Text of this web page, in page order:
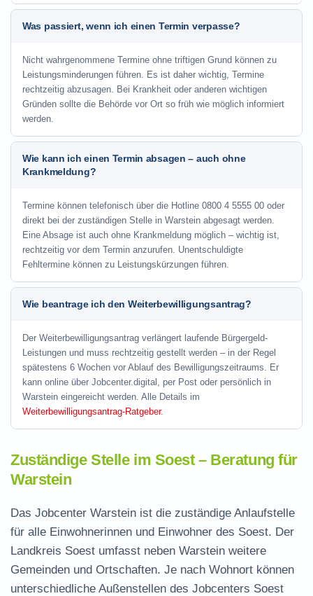
Was passiert, wenn ich einen Termin verpasse?
Nicht wahrgenommene Termine ohne triftigen Grund können zu
Leistungsminderungen führen. Es ist daher wichtig, Termine
rechtzeitig abzusagen. Bei Krankheit oder anderen wichtigen
Gründen sollte die Behörde vor Ort so früh wie möglich informiert
werden.
Wie kann ich einen Termin absagen – auch ohne
Krankmeldung?
Termine können telefonisch über die Hotline 0800 4 5555 00 oder
direkt bei der zuständigen Stelle in Warstein abgesagt werden.
Eine Absage ist auch ohne Krankmeldung möglich – wichtig ist,
rechtzeitig vor dem Termin anzurufen. Unentschuldigte
Fehltermine können zu Leistungskürzungen führen.
Wie beantrage ich den Weiterbewilligungsantrag?
Der Weiterbewilligungsantrag verlängert laufende Bürgergeld-
Leistungen und muss rechtzeitig gestellt werden – in der Regel
spätestens 6 Wochen vor Ablauf des Bewilligungszeitraums. Er
kann online über Jobcenter.digital, per Post oder persönlich in
Warstein eingereicht werden. Alle Details im
Weiterbewilligungsantrag-Ratgeber.
Zuständige Stelle im Soest – Beratung für
Warstein
Das Jobcenter Warstein ist die zuständige Anlaufstelle
für alle Einwohnerinnen und Einwohner des Soest. Der
Landkreis Soest umfasst neben Warstein weitere
Gemeinden und Ortschaften. Je nach Wohnort können
unterschiedliche Außenstellen des Jobcenters Soest